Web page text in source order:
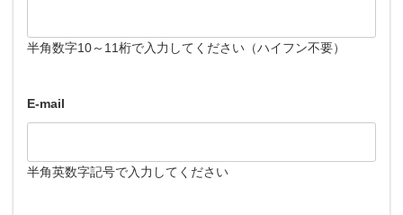
半角数字10～11桁で入力してください（ハイフン不要）
E-mail
半角英数字記号で入力してください